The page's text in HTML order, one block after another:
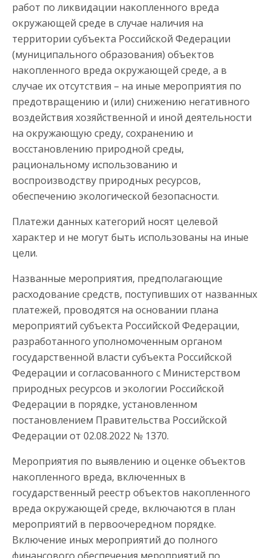
работ по ликвидации накопленного вреда
окружающей среде в случае наличия на
территории субъекта Российской Федерации
(муниципального образования) объектов
накопленного вреда окружающей среде, а в
случае их отсутствия – на иные мероприятия по
предотвращению и (или) снижению негативного
воздействия хозяйственной и иной деятельности
на окружающую среду, сохранению и
восстановлению природной среды,
рациональному использованию и
воспроизводству природных ресурсов,
обеспечению экологической безопасности.
Платежи данных категорий носят целевой
характер и не могут быть использованы на иные
цели.
Названные мероприятия, предполагающие
расходование средств, поступивших от названных
платежей, проводятся на основании плана
мероприятий субъекта Российской Федерации,
разработанного уполномоченным органом
государственной власти субъекта Российской
Федерации и согласованного с Министерством
природных ресурсов и экологии Российской
Федерации в порядке, установленном
постановлением Правительства Российской
Федерации от 02.08.2022 № 1370.
Мероприятия по выявлению и оценке объектов
накопленного вреда, включенных в
государственный реестр объектов накопленного
вреда окружающей среде, включаются в план
мероприятий в первоочередном порядке.
Включение иных мероприятий до полного